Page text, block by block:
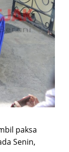
paksa
Senin,